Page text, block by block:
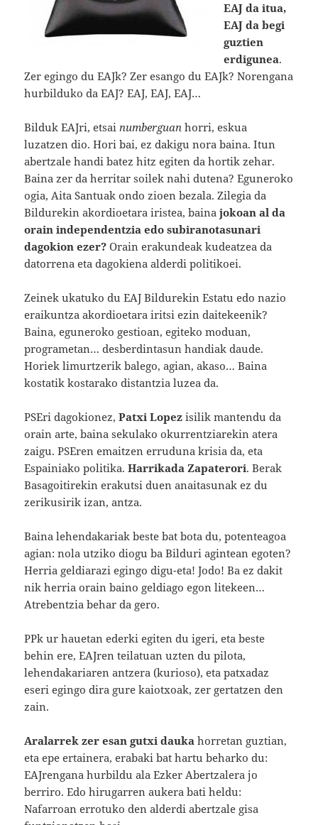
EAJ da itua,
EAJ da begi
guztien
erdigunea.
Zer egingo du EAJk? Zer esango du EAJk? Norengana
hurbilduko da EAJ? EAJ, EAJ, EAJ…
Bilduk EAJri, etsainumberguan horri, eskua
luzatzen dio. Hori bai, ez dakigu nora baina. Itun
abertzale handi batez hitz egiten da hortik zehar.
Baina zer da herritar soilek nahi dutena? Eguneroko
ogia, Aita Santuak ondo zioen bezala. Zilegia da
Bildurekin akordioetara iristea, bainajokoan al da
orain independentzia edo subiranotasunari
dagokion ezer? Orain erakundeak kudeatzea da
datorrena eta dagokiena alderdi politikoei.
Zeinek ukatuko du EAJ Bildurekin Estatu edo nazio
eraikuntza akordioetara iritsi ezin daitekeenik?
Baina, eguneroko gestioan, egiteko moduan,
programetan… desberdintasun handiak daude.
Horiek limurtzerik balego, agian, akaso… Baina
kostatik kostarako distantzia luzea da.
PSEri dagokionez,Patxi Lopez isilik mantendu da
orain arte, baina sekulako okurrentziarekin atera
zaigu. PSEren emaitzen erruduna krisia da, eta
Espainiako politika.Harrikada Zapaterori. Berak
Basagoitirekin erakutsi duen anaitasunak ez du
zerikusirik izan, antza.
Baina lehendakariak beste bat bota du, potenteagoa
agian: nola utziko diogu ba Bilduri agintean egoten?
Herria geldiarazi egingo digu-eta! Jodo! Ba ez dakit
nik herria orain baino geldiago egon litekeen…
Atrebentzia behar da gero.
PPk ur hauetan ederki egiten du igeri, eta beste
behin ere, EAJren teilatuan uzten du pilota,
lehendakariaren antzera (kurioso), eta patxadaz
eseri egingo dira gure kaiotxoak, zer gertatzen den
zain.
Aralarrek zer esan gutxi dauka horretan guztian,
eta epe ertainera, erabaki bat hartu beharko du:
EAJrengana hurbildu ala Ezker Abertzalera jo
berriro. Edo hirugarren aukera bati heldu:
Nafarroan errotuko den alderdi abertzale gisa